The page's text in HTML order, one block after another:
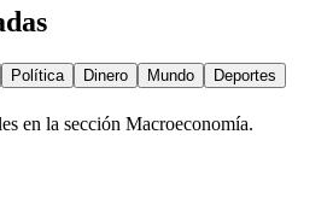
Política Dinero Mundo
Deportes
en la sección Macroeconomía.